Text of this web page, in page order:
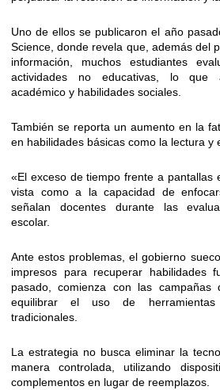
Uno de ellos se publicaron el año
Science, donde revela que, además del
información, muchos estudiantes
actividades no educativas, lo que
académico y habilidades sociales.
También se reporta un aumento en la
en habilidades básicas como la lectura y
«El exceso de tiempo frente a pantallas
vista como a la capacidad de
señalan docentes durante las
escolar.
Ante estos problemas, el gobierno
impresos para recuperar habilidades
pasado, comienza con las campañas
equilibrar el uso de
tradicionales.
La estrategia no busca eliminar la
manera controlada, utilizando
complementos en lugar de reemplazos.